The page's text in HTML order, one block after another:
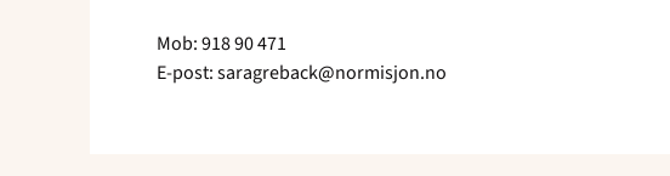
Mob: 918 90 471
E-post: saragreback@normisjon.no